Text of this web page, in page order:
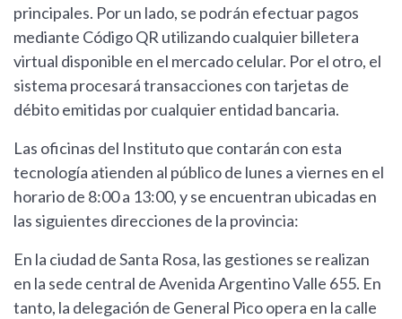
principales. Por un lado, se podrán efectuar pagos
mediante Código QR utilizando cualquier billetera
virtual disponible en el mercado celular. Por el otro, el
sistema procesará transacciones con tarjetas de
débito emitidas por cualquier entidad bancaria.
Las oficinas del Instituto que contarán con esta
tecnología atienden al público de lunes a viernes en el
horario de 8:00 a 13:00, y se encuentran ubicadas en
las siguientes direcciones de la provincia:
En la ciudad de Santa Rosa, las gestiones se realizan
en la sede central de Avenida Argentino Valle 655. En
tanto, la delegación de General Pico opera en la calle